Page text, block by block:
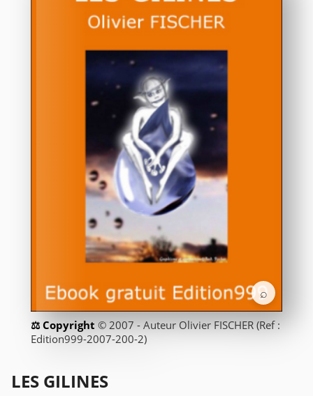
⌕
© 2007 - Auteur Olivier FISCHER (Ref :
Edition999-2007-200-2)
LES GILINES